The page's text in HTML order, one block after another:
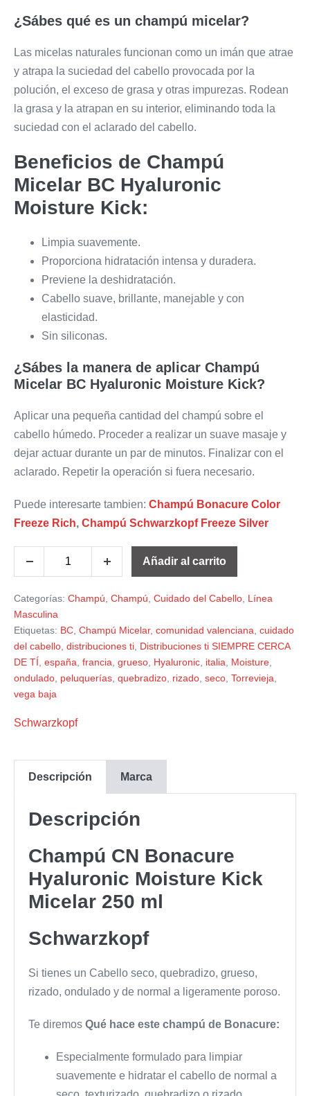
¿Sábes qué es un champú micelar?
Las micelas naturales funcionan como un imán que atrae
y atrapa la suciedad del cabello provocada por la
polución, el exceso de grasa y otras impurezas. Rodean
la grasa y la atrapan en su interior, eliminando toda la
suciedad con el aclarado del cabello.
Beneficios de Champú
Micelar BC Hyaluronic
Moisture Kick:
Limpia suavemente.
Proporciona hidratación intensa y duradera.
Previene la deshidratación.
Cabello suave, brillante, manejable y con
elasticidad.
Sin siliconas.
¿Sábes la manera de aplicar Champú
Micelar BC Hyaluronic Moisture Kick?
Aplicar una pequeña cantidad del champú sobre el
cabello húmedo. Proceder a realizar un suave masaje y
dejar actuar durante un par de minutos. Finalizar con el
aclarado. Repetir la operación si fuera necesario.
Puede interesarte tambien: Champú Bonacure Color
Freeze Rich, Champú Schwarzkopf Freeze Silver
Añadir al carrito
Categorías: Champú Champú Cuidado del Cabello Línea
Masculina
Etiquetas: BC Champú Micelar, comunidad valenciana cuidado
del cabello distribuciones ti Distribuciones ti SIEMPRE CERCA
DE TÍ españa francia grueso Hyaluronic italia Moisture
ondulado peluquerías quebradizo rizado seco Torrevieja
vega baja
Schwarzkopf
Descripción Marca
Descripción
Champú CN Bonacure
Hyaluronic Moisture Kick
Micelar 250 ml
Schwarzkopf
Si tienes un Cabello seco, quebradizo, grueso,
rizado, ondulado y de normal a ligeramente poroso.
Te diremos Qué hace este champú de Bonacure:
Especialmente formulado para limpiar
suavemente e hidratar el cabello de normal a